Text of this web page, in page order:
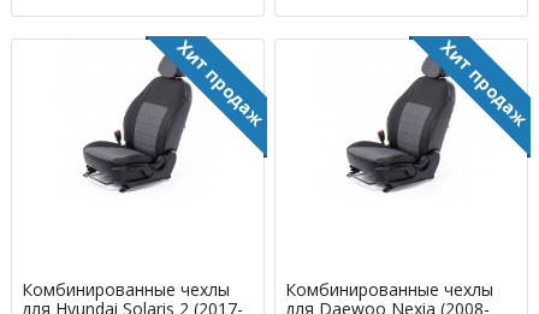
Комбинированные чехлы
для Hyundai Solaris 2 (2017-
Комбинированные чехлы
для Daewoo Nexia (2008-